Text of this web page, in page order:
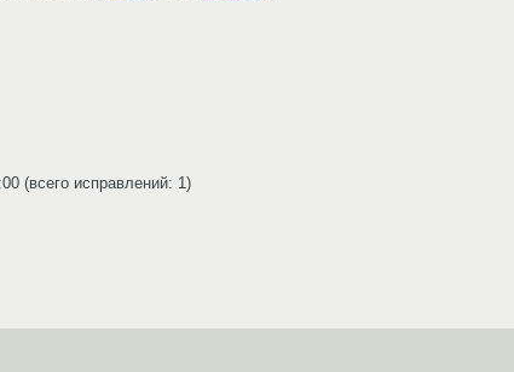
(всего исправлений: 1)